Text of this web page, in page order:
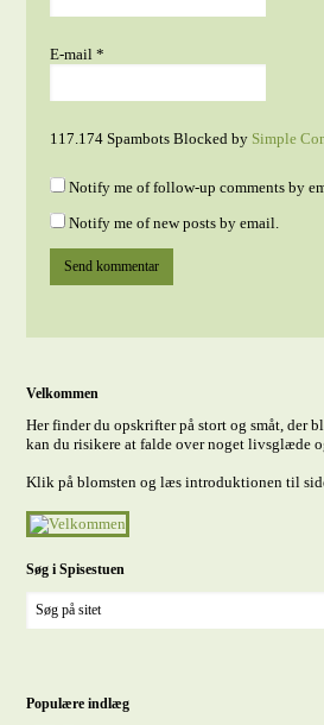
E-mail*
117.174 Spambots Blocked by Simple
Notify me of follow-up comments by
Notify me of new posts by email.
Velkommen
Her finder du opskrifter på stort og småt, der
kan du risikere at falde over noget livsglæde
Klik på blomsten og læs introduktionen til
Søg i Spisestuen
Populære indlæg